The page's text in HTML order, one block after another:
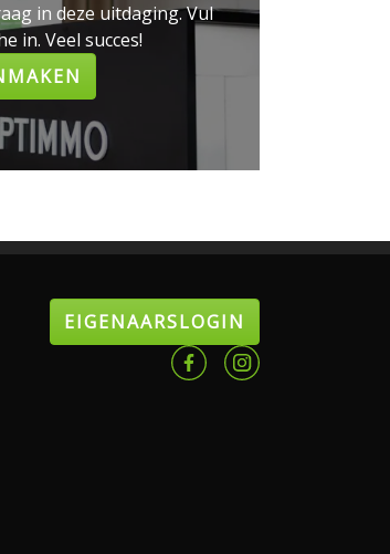
in deze uitdaging. Vul
in. Veel succes!
EIGENAARSLOGIN